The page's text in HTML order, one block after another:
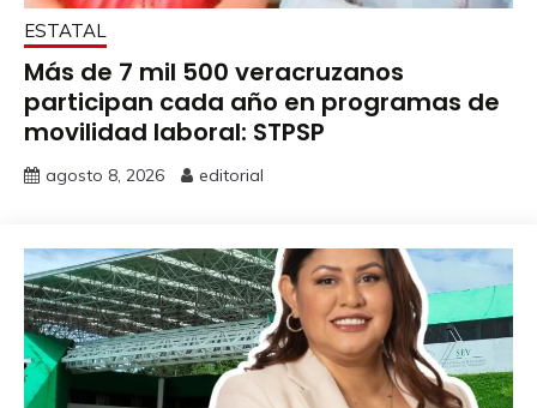
ESTATAL
Más de 7 mil 500 veracruzanos
participan cada año en programas de
movilidad laboral: STPSP
agosto 8, 2026 editorial